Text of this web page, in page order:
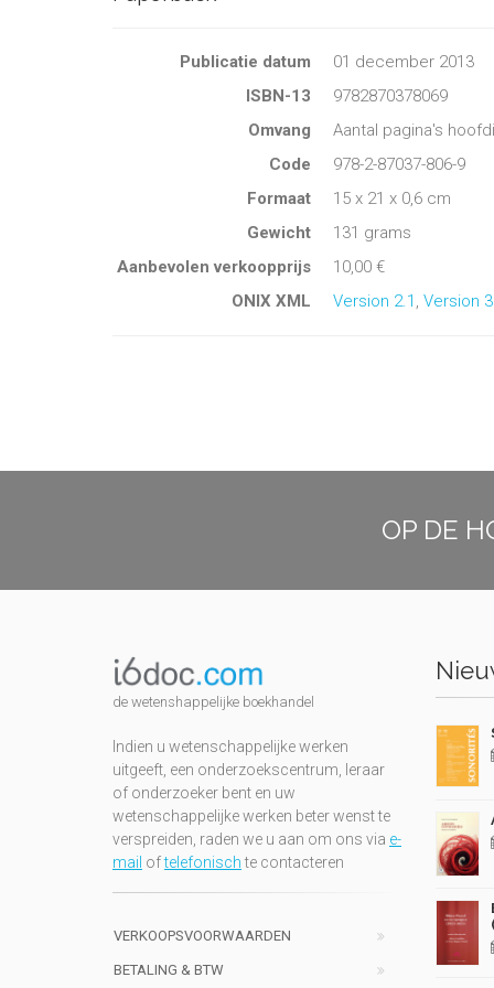
Publicatie datum
01 december 2013
ISBN-13
9782870378069
Omvang
Aantal pagina's
Code
978-2-87037-806-9
Formaat
15 x 21 x 0,6 cm
Gewicht
131 grams
Aanbevolen verkoopprijs
10,00 €
ONIX XML
Version 2.1 Version 3
OP DE
de wetenshappelijke boekhandel
Indien u wetenschappelijke werken
uitgeeft, een onderzoekscentrum, leraar
of onderzoeker bent en uw
wetenschappelijke werken beter wenst te
verspreiden, raden we u aan om ons via e-
mail oftelefonischte contacteren
VERKOOPSVOORWAARDEN
BETALING & BTW